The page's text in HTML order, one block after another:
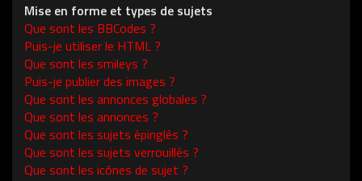
Mise en forme et types de sujets
Que sont les BBCodes ?
Puis-je utiliser le HTML ?
Que sont les smileys ?
Puis-je publier des images ?
Que sont les annonces globales ?
Que sont les annonces ?
Que sont les sujets épinglés ?
Que sont les sujets verrouillés ?
Que sont les icônes de sujet ?